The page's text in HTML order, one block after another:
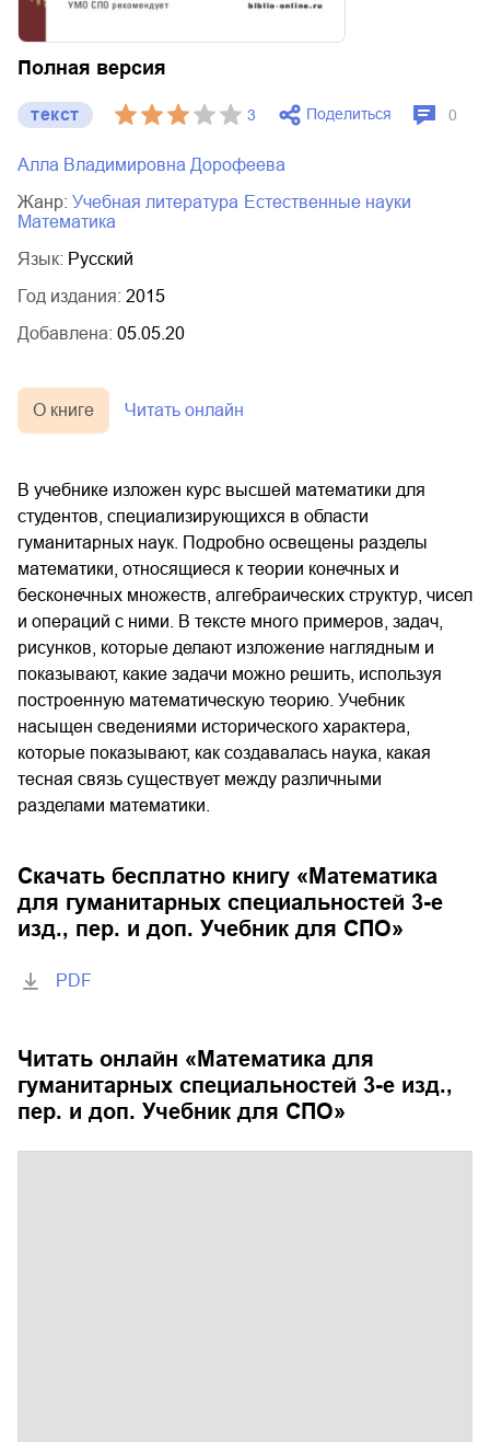
Полная версия
текст 3 Поделиться 0
Алла Владимировна Дорофеева
Жанр:
учебная литература
естественные науки
математика
Язык: Русский
Год издания: 2015
Добавлена: 05.05.20
О книге Читать онлайн
В учебнике изложен курс высшей математики для
студентов, специализирующихся в области
гуманитарных наук. Подробно освещены разделы
математики, относящиеся к теории конечных и
бесконечных множеств, алгебраических структур, чисел
и операций с ними. В тексте много примеров, задач,
рисунков, которые делают изложение наглядным и
показывают, какие задачи можно решить, используя
построенную математическую теорию. Учебник
насыщен сведениями исторического характера,
которые показывают, как создавалась наука, какая
тесная связь существует между различными
разделами математики.
Скачать бесплатно книгу «Математика
для гуманитарных специальностей 3-е
изд., пер. и доп. Учебник для СПО»
PDF
Читать онлайн «Математика для
гуманитарных специальностей 3-е изд.,
пер. и доп. Учебник для СПО»